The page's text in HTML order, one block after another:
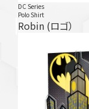
DC Series
Polo Shirt
Robin (ロゴ）